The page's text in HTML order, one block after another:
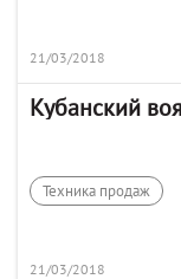
21/03/2018
Кубанский
Техника продаж
21/03/2018